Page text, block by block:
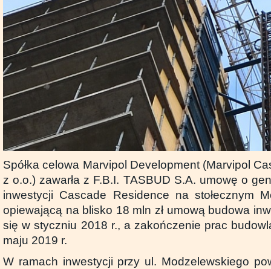
Spółka celowa Marvipol Development (Marvipol
z o.o.) zawarła z F.B.I. TASBUD S.A. umowę o
inwestycji Cascade Residence na stołecznym
opiewającą na blisko 18 mln zł umową budowa
się w styczniu 2018 r., a zakończenie prac
maju 2019 r.
W ramach inwestycji przy ul. Modzelewskiego